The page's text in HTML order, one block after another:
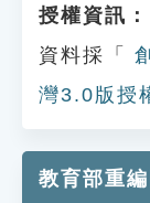
授權資訊：
資料採「
灣3.0版授
教育部重